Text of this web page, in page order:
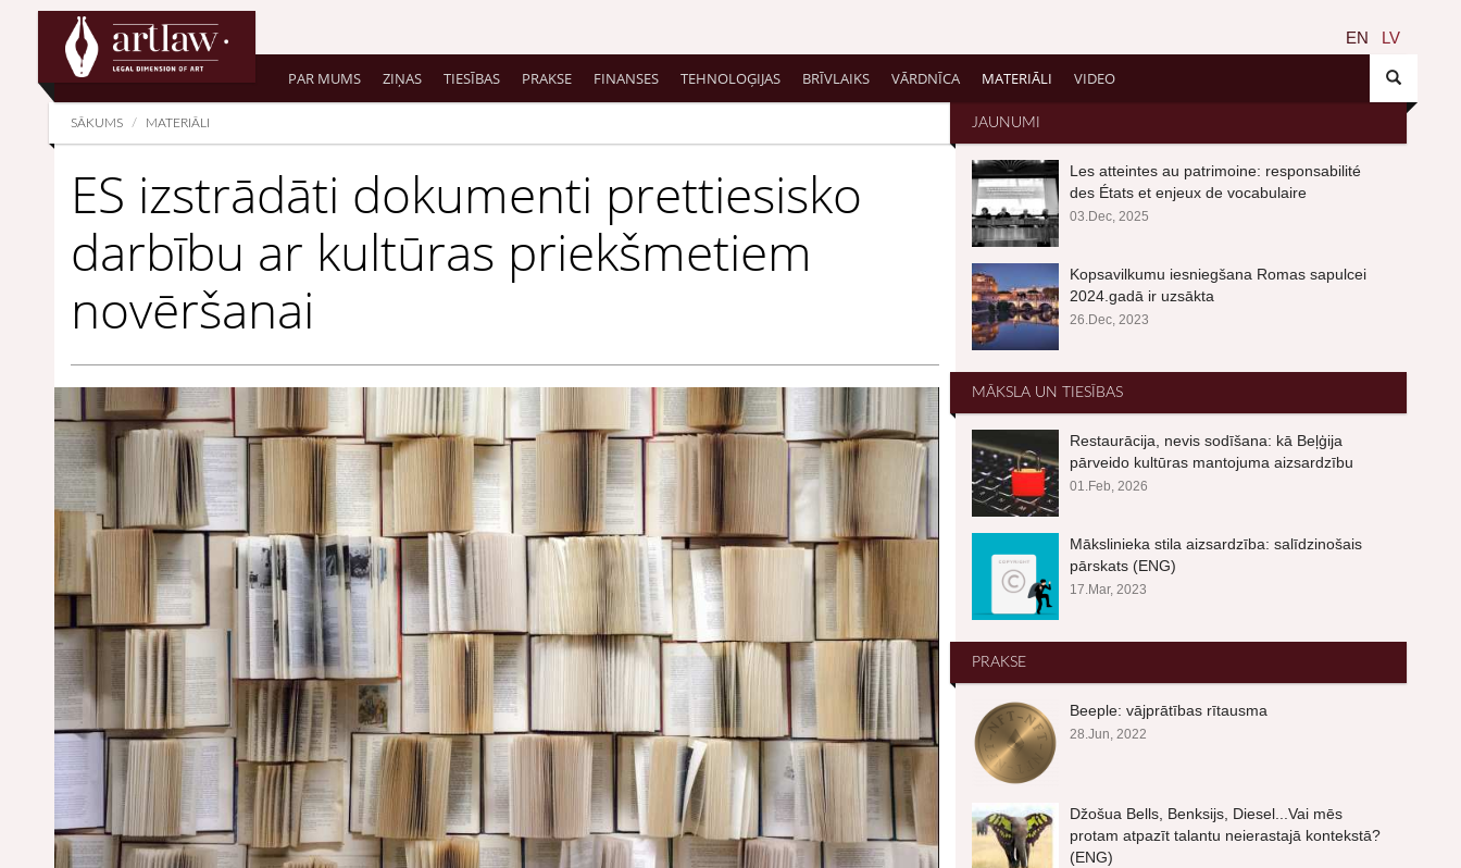
Summarize EN LV
PAR MUMS ZIŅAS TIESĪBAS PRAKSE FINANSES TEHNOLOĢIJAS BRĪVLAIKS VĀRDNĪCA MATERIĀLI VIDEO
SĀKUMS MATERIĀLI
ES izstrādāti dokumenti prettiesisko
darbību ar kultūras priekšmetiem
novēršanai
JAUNUMI
Les atteintes au patrimoine: responsabilité
des États et enjeux de vocabulaire
03.Dec, 2025
Kopsavilkumu iesniegšana Romas sapulcei
2024.gadā ir uzsākta
26.Dec, 2023
MĀKSLA UN TIESĪBAS
Restaurācija, nevis sodīšana: kā Beļģija
pārveido kultūras mantojuma aizsardzību
01.Feb, 2026
Mākslinieka stila aizsardzība: salīdzinošais
pārskats (ENG)
17.Mar, 2023
PRAKSE
Beeple: vājprātības rītausma
28.Jun, 2022
Džošua Bells, Benksijs, Diesel...Vai mēs
protam atpazīt talantu neierastajā kontekstā?
(ENG)